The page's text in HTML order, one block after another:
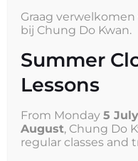
Naam*
Graag
bij Chung Do Kwan.
Summer
Lessons
From Monday5
August, Chung Do
regular classes and